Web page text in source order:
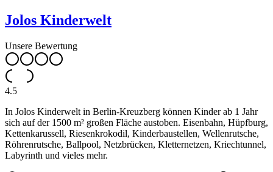
Jolos Kinderwelt
Unsere Bewertung
4.5
In Jolos Kinderwelt in Berlin-Kreuzberg können Kinder ab 1 Jahr
sich auf der 1500 m² großen Fläche austoben. Eisenbahn, Hüpfburg,
Kettenkarussell, Riesenkrokodil, Kinderbaustellen, Wellenrutsche,
Röhrenrutsche, Ballpool, Netzbrücken, Kletternetzen, Kriechtunnel,
Labyrinth und vieles mehr.